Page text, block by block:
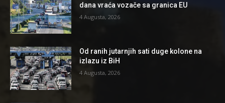
dana vraća vozače sa granica EU
4 Augusta, 2026
Od ranih jutarnjih sati duge kolone na
izlazu iz BiH
4 Augusta, 2026